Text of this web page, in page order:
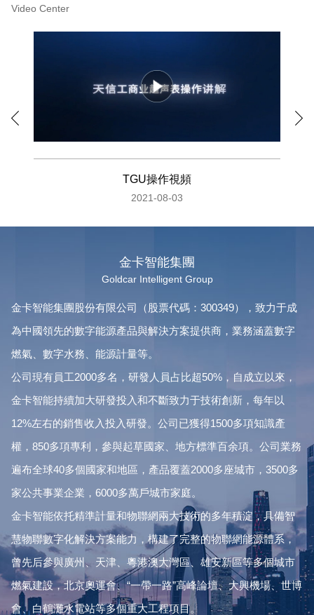
Video Center
TGU操作視頻
2021-08-03
金卡智能集團
Goldcar Intelligent Group
金卡智能集團股份有限公司（股票代碼：300349），致力于成
為中國領先的數字能源產品與解決方案提供商，業務涵蓋數字
燃氣、數字水務、能源計量等。
公司現有員工2000多名，研發人員占比超50%，自成立以來，
金卡智能持續加大研發投入和不斷致力于技術創新，每年以
12%左右的銷售收入投入研發。公司已獲得1500多項知識產
權，850多項專利，參與起草國家、地方標準百余項。公司業務
遍布全球40多個國家和地區，產品覆蓋2000多座城市，3500多
家公共事業企業，6000多萬戶城市家庭。
金卡智能依托精準計量和物聯網兩大技術的多年積淀，具備智
慧物聯數字化解決方案能力，構建了完整的物聯網能源體系，
曾先后參與廣州、天津、粵港澳大灣區、雄安新區等多個城市
燃氣建設，北京奧運會、“一帶一路”高峰論壇、大興機場、世博
會、白鶴灘水電站等多個重大工程項目。